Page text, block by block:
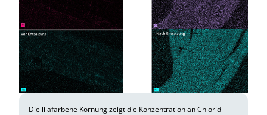
Die lilafarbene Körnung zeigt die Konzentration an Chlorid